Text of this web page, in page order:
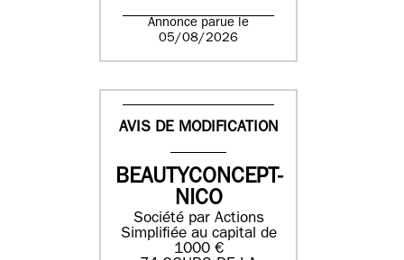
Annonce parue le
05/08/2026
AVIS DE MODIFICATION
BEAUTYCONCEPT-
NICO
Société par Actions
Simplifiée au capital de
1000 €